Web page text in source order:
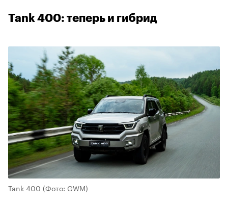
Tank 400: теперь и гибрид
Tank 400 (Фото: GWM)